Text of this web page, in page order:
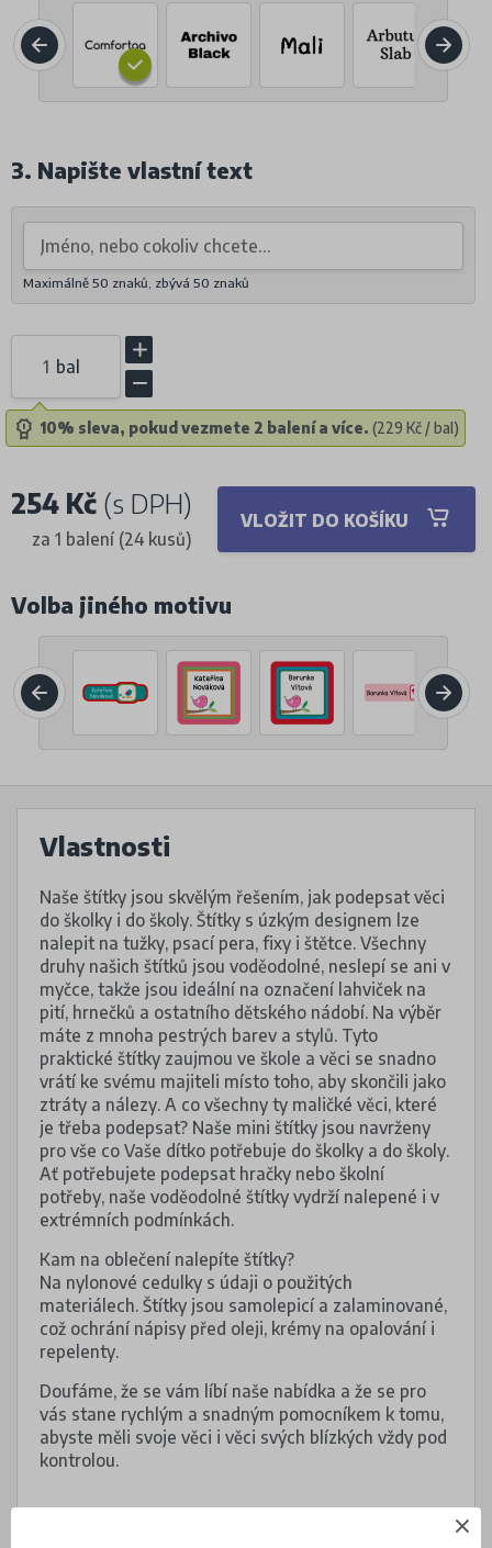
3. Napište vlastní text
Maximálně 50 znaků, zbývá 50 znaků
bal
10% sleva, pokud vezmete 2 balení a více. (229 Kč / bal)
254 Kč (s DPH)
za 1 balení (24 kusů)
VLOŽIT DO KOŠÍKU
Volba jiného motivu
Vlastnosti
Naše štítky jsou skvělým řešením, jak podepsat věci
do školky i do školy. Štítky s úzkým designem lze
nalepit na tužky, psací pera, fixy i štětce. Všechny
druhy našich štítků jsou voděodolné, neslepí se ani v
myčce, takže jsou ideální na označení lahviček na
pití, hrnečků a ostatního dětského nádobí. Na výběr
máte z mnoha pestrých barev a stylů. Tyto
praktické štítky zaujmou ve škole a věci se snadno
vrátí ke svému majiteli místo toho, aby skončili jako
ztráty a nálezy. A co všechny ty maličké věci, které
je třeba podepsat? Naše mini štítky jsou navrženy
pro vše co Vaše dítko potřebuje do školky a do školy.
Ať potřebujete podepsat hračky nebo školní
potřeby, naše voděodolné štítky vydrží nalepené i v
extrémních podmínkách.
Kam na oblečení nalepíte štítky?
Na nylonové cedulky s údaji o použitých
materiálech. Štítky jsou samolepicí a zalaminované,
což ochrání nápisy před oleji, krémy na opalování i
repelenty.
Doufáme, že se vám líbí naše nabídka a že se pro
vás stane rychlým a snadným pomocníkem k tomu,
abyste měli svoje věci i věci svých blízkých vždy pod
kontrolou.